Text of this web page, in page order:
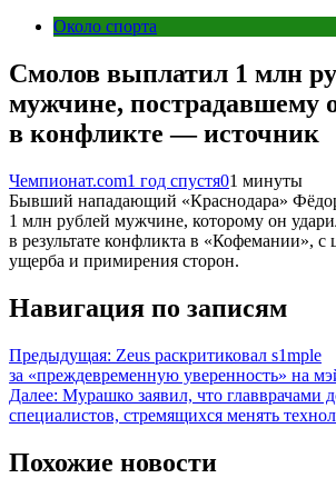
Около спорта
Смолов выплатил 1 млн
мужчине, пострадавшему
в конфликте — источник
Чемпионат.com1 год спустя01 минуты
Бывший нападающий «Краснодара»
1 млн рублей мужчине, которому он
в результате конфликта в «Кофемании»,
ущерба и примирения сторон.
Навигация по записям
Предыдущая: Zeus раскритиковал s1mple
за «преждевременную уверенность» на
Далее: Мурашко заявил, что главврачами
специалистов, стремящихся менять
Похожие новости